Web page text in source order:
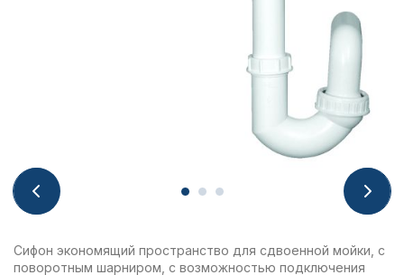
Сифон экономящий пространство для сдвоенной мойки, с
поворотным шарниром, с возможностью подключения